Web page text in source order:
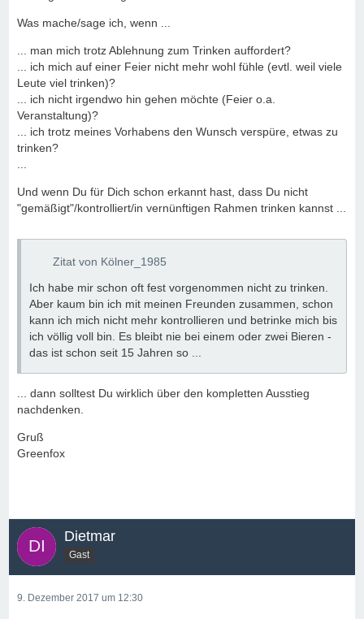
Was mache/sage ich, wenn ...
... man mich trotz Ablehnung zum Trinken auffordert?
... ich mich auf einer Feier nicht mehr wohl fühle (evtl. weil viele
Leute viel trinken)?
... ich nicht irgendwo hin gehen möchte (Feier o.a.
Veranstaltung)?
... ich trotz meines Vorhabens den Wunsch verspüre, etwas zu
trinken?
Und wenn Du für Dich schon erkannt hast, dass Du nicht
"gemäßigt"/kontrolliert/in vernünftigen Rahmen trinken kannst ...
Zitat von Kölner_1985
Ich habe mir schon oft fest vorgenommen nicht zu trinken.
Aber kaum bin ich mit meinen Freunden zusammen, schon
kann ich mich nicht mehr kontrollieren und betrinke mich bis
ich völlig voll bin. Es bleibt nie bei einem oder zwei Bieren -
das ist schon seit 15 Jahren so ...
... dann solltest Du wirklich über den kompletten Ausstieg
nachdenken.
Gruß
Greenfox
Dietmar
Gast
9. Dezember 2017 um 12:30